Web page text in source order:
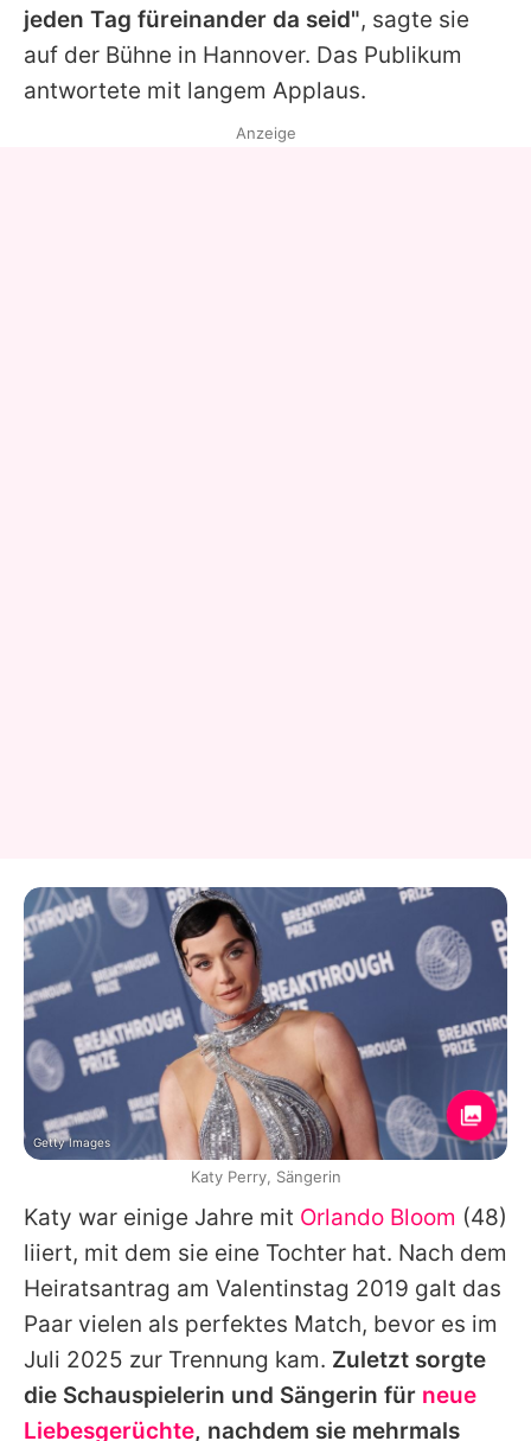
jeden Tag füreinander da seid", sagte sie
auf der Bühne in Hannover. Das Publikum
antwortete mit langem Applaus.
Katy war einige Jahre mit Orlando Bloom (48)
liiert, mit dem sie eine Tochter hat. Nach dem
Heiratsantrag am Valentinstag 2019 galt das
Paar vielen als perfektes Match, bevor es im
Juli 2025 zur Trennung kam. Zuletzt sorgte
die Schauspielerin und Sängerin für neue
Liebesgerüchte, nachdem sie mehrmals
Anzeige
Getty Images
Katy Perry, Sängerin